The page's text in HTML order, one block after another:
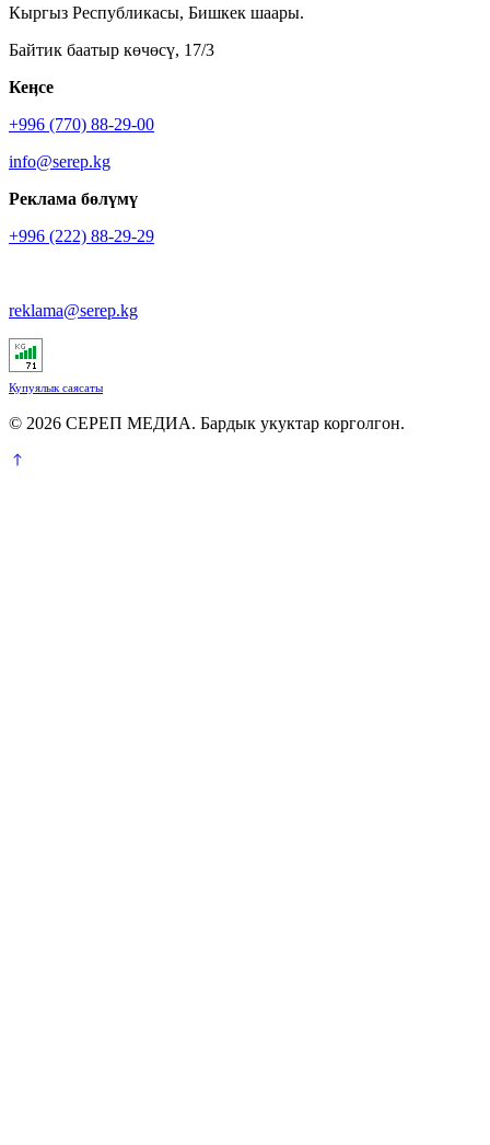
Кыргыз Республикасы, Бишкек шаары.
Байтик баатыр көчөсү, 17/3
Кеӊсе
+996 (770) 88-29-00
info@serep.kg
Реклама бөлүмү
+996 (222) 88-29-29
reklama@serep.kg
Купуялык саясаты
© 2026 СЕРЕП МЕДИА. Бардык укуктар корголгон.